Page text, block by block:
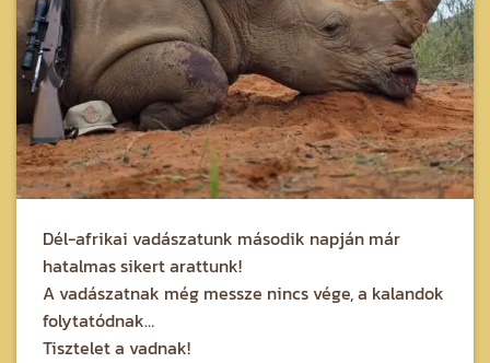
Dél-afrikai vadászatunk második napján már
hatalmas sikert arattunk!
A vadászatnak még messze nincs vége, a kalandok
folytatódnak…
Tisztelet a vadnak!